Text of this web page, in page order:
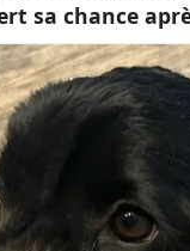
sa chance